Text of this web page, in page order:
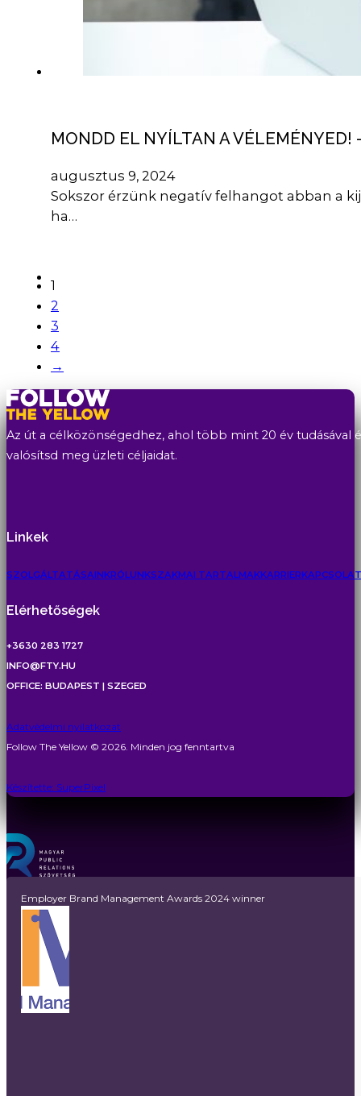
MONDD EL NYÍLTAN A VÉLEMÉNYED!
augusztus 9, 2024
Sokszor érzünk negatív felhangot abban a
ha…
1
2
3
4
→
Az út a célközönségedhez, ahol több mint 20 év tudásával
valósítsd meg üzleti céljaidat.
Linkek
SZOLGÁLTATÁSAINKRÓLUNKSZAKMAI TARTALMAKKARRIERKAPCSOLAT
Elérhetőségek
+3630 283 1727
INFO@FTY.HU
OFFICE: BUDAPEST | SZEGED
Adatvédelmi nyilatkozat
Follow The Yellow © 2026. Minden jog fenntartva
Készítette: SuperPixel
Employer Brand Management Awards 2024 winner